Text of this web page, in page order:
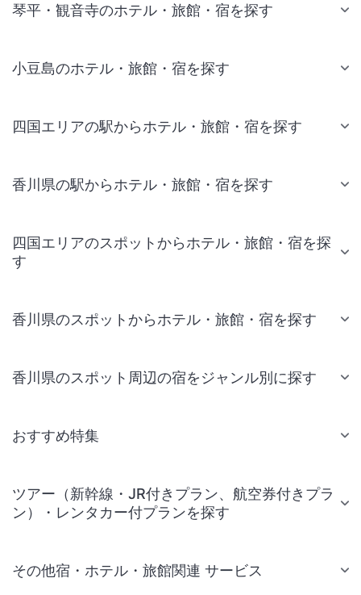
琴平・観音寺のホテル・旅館・宿を探す
小豆島のホテル・旅館・宿を探す
四国エリアの駅からホテル・旅館・宿を探す
香川県の駅からホテル・旅館・宿を探す
四国エリアのスポットからホテル・旅館・宿を探
す
香川県のスポットからホテル・旅館・宿を探す
香川県のスポット周辺の宿をジャンル別に探す
おすすめ特集
ツアー（新幹線・JR付きプラン、航空券付きプラ
ン）・レンタカー付プランを探す
その他宿・ホテル・旅館関連 サービス